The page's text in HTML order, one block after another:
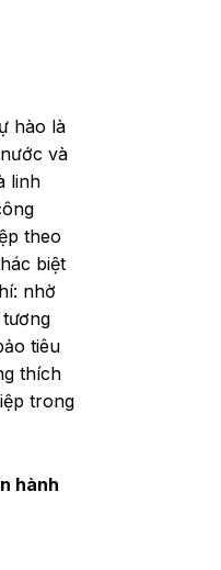
hào là
và
linh
theo
biệt
nhờ
tiêu
thích
trong
hành